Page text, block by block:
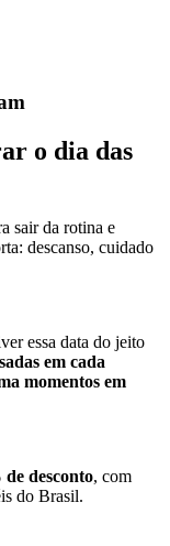
o dia das
sair da rotina e
descanso, cuidado
essa data do jeito
em cada
momentos em
de desconto, com
do Brasil.